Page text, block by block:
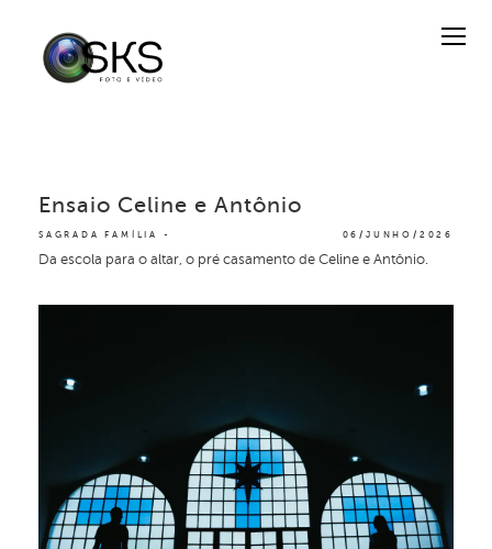
SAGRADA FAMÍLIA 06/JUNHO/2026
Ensaio Celine e Antônio
Da escola para o altar, o pré casamento de Celine e Antônio.